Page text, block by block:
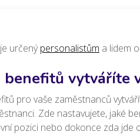
určenýpersonalistům a lidem
benefitů vytváříte
pro vaše zaměstnanců
Zde nastavujete, jaké
pozici nebo dokonce zda